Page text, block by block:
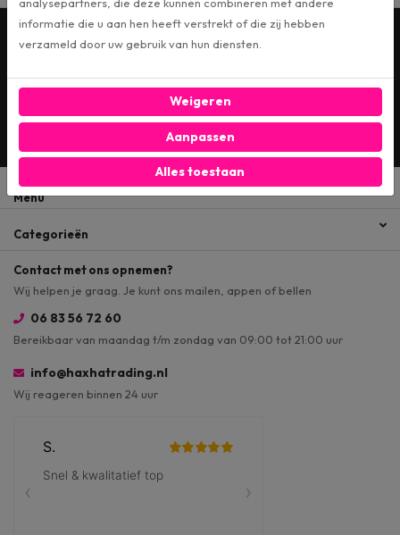
Wil je op de hoogte blijven? Schrijf je dan in voor
Ja, ik schrijf me in voor de maandelijkse marketingpromoties
Menu
Categorieën
Contact met ons opnemen?
Wij helpen je graag. Je kunt ons mailen, appen of bellen
06 83 56 72 60
Bereikbaar van maandag t/m zondag van 09:00 tot 21:00 uur
info@haxhatrading.nl
Wij reageren binnen 24 uur
informatie die u aan hen heeft verstrekt of die zij hebben
verzameld door uw gebruik van hun diensten.
Weigeren
Aanpassen
Alles toestaan